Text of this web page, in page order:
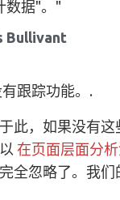
数据"。"
Bullivant
跟踪功能。.
此，如果没有
在页面层面分
全忽略了。我